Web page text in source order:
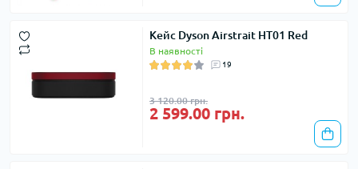
Кейс Dyson Airstrait HT01 Red
В наявності
19
3 120.00 грн.
2 599.00 грн.